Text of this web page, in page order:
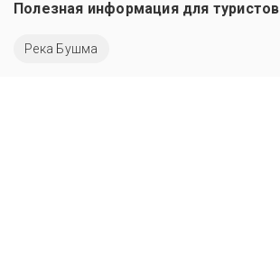
Полезная информация для туристов
Река Бушма